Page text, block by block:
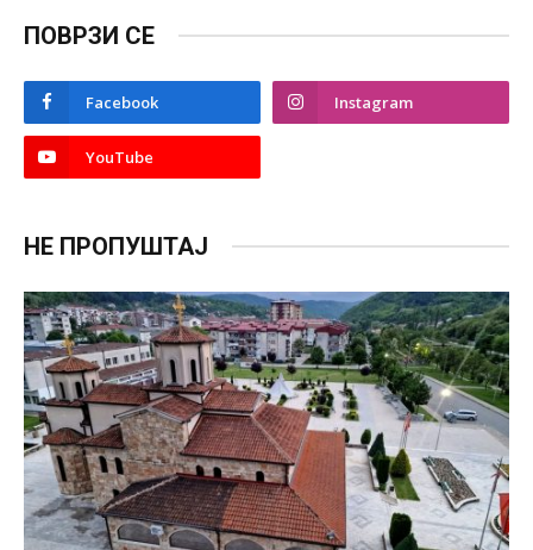
ПОВРЗИ СЕ
Facebook Instagram
YouTube
НЕ ПРОПУШТАЈ